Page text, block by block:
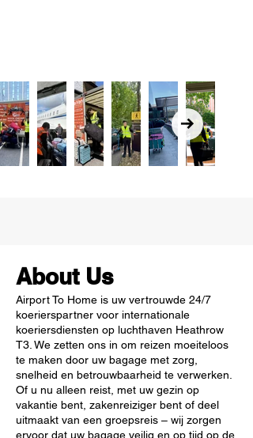
About Us
Airport To Home is uw vertrouwde 24/7
koerierspartner voor internationale
koeriersdiensten op luchthaven Heathrow
T3. We zetten ons in om reizen moeiteloos
te maken door uw bagage met zorg,
snelheid en betrouwbaarheid te verwerken.
Of u nu alleen reist, met uw gezin op
vakantie bent, zakenreiziger bent of deel
uitmaakt van een groepsreis – wij zorgen
ervoor dat uw bagage veilig en op tijd op de